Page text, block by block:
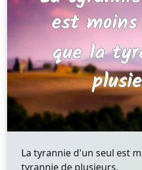
La tyrannie d'un seul est
tyrannie de plusieurs.